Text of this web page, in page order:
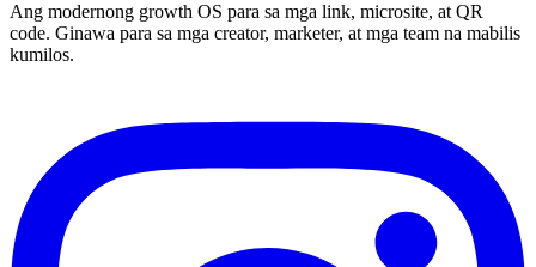
Ang modernong growth OS para sa mga link, microsite, at QR
code. Ginawa para sa mga creator, marketer, at mga team na mabilis
kumilos.